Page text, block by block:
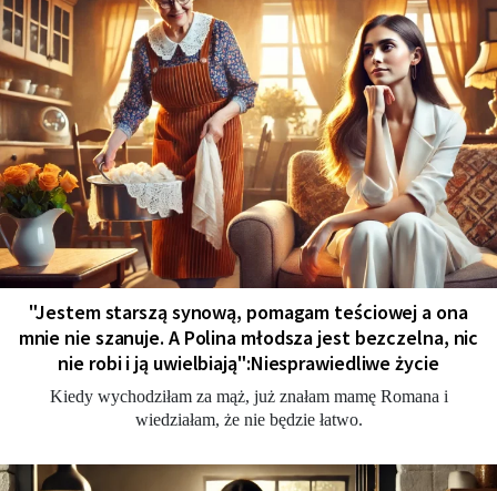
"Jestem starszą synową, pomagam teściowej a ona
mnie nie szanuje. A Polina młodsza jest bezczelna, nic
nie robi i ją uwielbiają":Niesprawiedliwe życie
Kiedy wychodziłam za mąż, już znałam mamę Romana i
wiedziałam, że nie będzie łatwo.